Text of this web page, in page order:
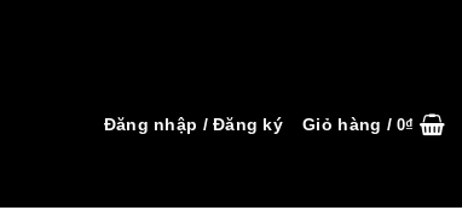
Đăng nhập / Đăng ký